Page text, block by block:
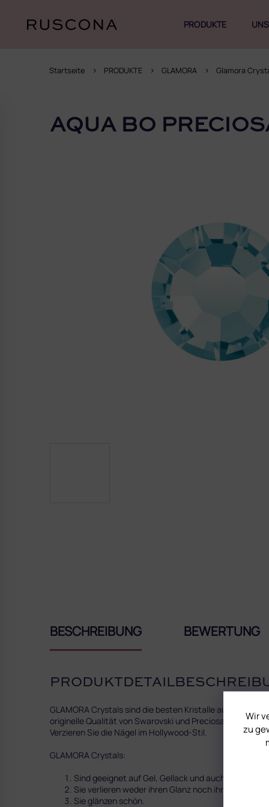
Wir
zu
springen
PRODUKTE
Startseite PRODUKTE GLAMORA Glamora
e
iAQUA BO
BESCHREIBUNG BEWERTUNG
GLAMORA Crystals sind die besten Kristalle auf dem
originelle Qualität von Swarovski und Preciosa. Lassen
Verzieren Sie die Nägel im Hollywood-Stil.
GLAMORA Crystals:
Sind geeignet auf Gel, Gellack und auch Acryl.
Sie verlieren weder ihren Glanz noch ihre Farbe.
Sie glänzen schön.